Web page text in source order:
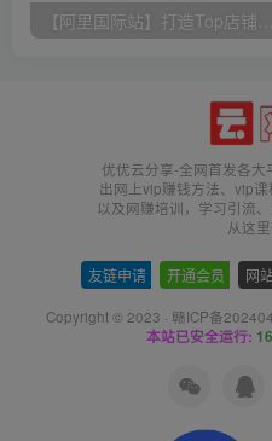
【阿里国际站】打造Top店铺&获得优质询盘客户，​95%的国际站讲师不会说的运营技巧
优优云分享-全网首发各
出网上vip赚钱方法、vip
以及网赚培训，学习引流
从这里
友链申请 开通会员 网
Copyright © 2023 · 赣ICP备
本站已安全运行: